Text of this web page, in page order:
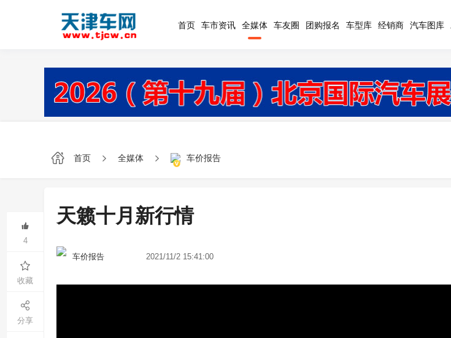
首页 车市资讯 全媒体 车友圈 团购报名 车型库 经销商 汽车图库
首页 全媒体 车价报告
天籁十月新行情
车价报告 2021/11/2 15:41:00
4
收藏
分享